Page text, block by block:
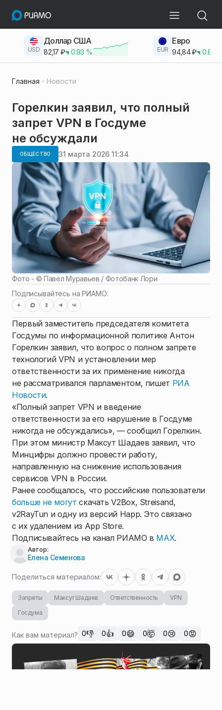
USD
Доллар США
82,17 ₽ 0.93 % EUR
Евро
94,84₽ 0.83
Главная Новости
Горелкин заявил, что полный
запрет VPN в Госдуме
не обсуждали
ОБЩЕСТВО 31 марта 2026 11:34
Фото - ©Павел Муравьев / Фотобанк Лори
Подписывайтесь на РИАМО:
Первый заместитель председателя комитета
Госдумы по информационной политике Антон
Горелкин заявил, что вопрос о полном запрете
технологий VPN и установлении мер
ответственности за их применение никогда
не рассматривался парламентом, пишет РИА
Новости.
«Полный запрет VPN и введение
ответственности за его нарушение в Госдуме
никогда не обсуждались», — сообщил Горелкин.
При этом министр Максут Шадаев заявил, что
Минцифры должно провести работу,
направленную на снижение использования
сервисов VPN в России.
Ранее сообщалось, что российские пользователи
больше не могут скачать V2Box, Streisand,
v2RayTun и одну из версий Happ. Это связано
с их удалением из App Store.
Подписывайтесь на канал РИАМО в MAX.
Автор:
Елена Семенова
Поделиться материалом:
Запреты Максут Шадаев Ответственность
VPN
Госдума
Как вам материал? 0👎 0👍 0😄 0🤯 0😢 0😡